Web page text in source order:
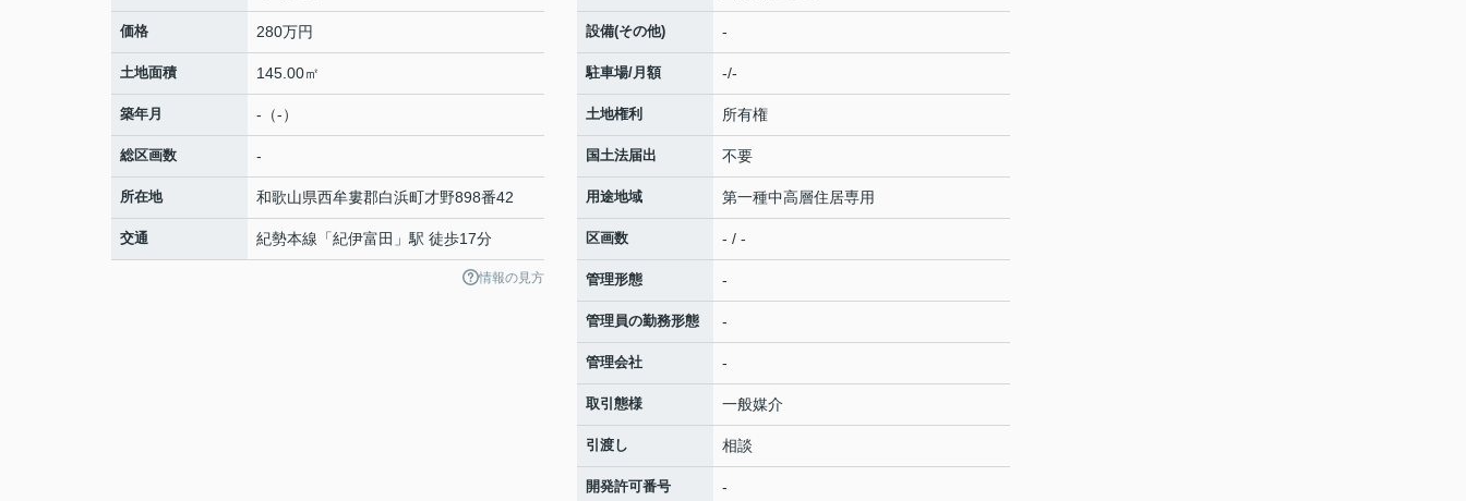
価格 280万円
土地面積 145.00㎡
築年月 -（-）
総区画数 -
所在地 和歌山県西牟婁郡白浜町才野898番42
交通 紀勢本線 「紀伊富田 」駅 徒歩17分
情報の見方
設備(その他) -
駐車場/月額 -/-
土地権利 所有権
国土法届出 不要
用途地域 第一種中高層住居専用
区画数 - / -
管理形態 -
管理員の勤務形態 -
管理会社 -
取引態様 一般媒介
引渡し 相談
開発許可番号 -